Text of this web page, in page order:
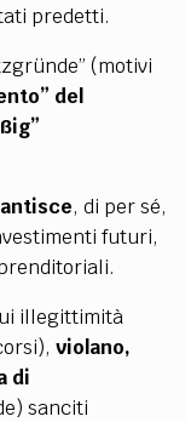
predetti.
(motivi
del
, di per sé,
futuri,
illegittimità
violano,
di
sanciti